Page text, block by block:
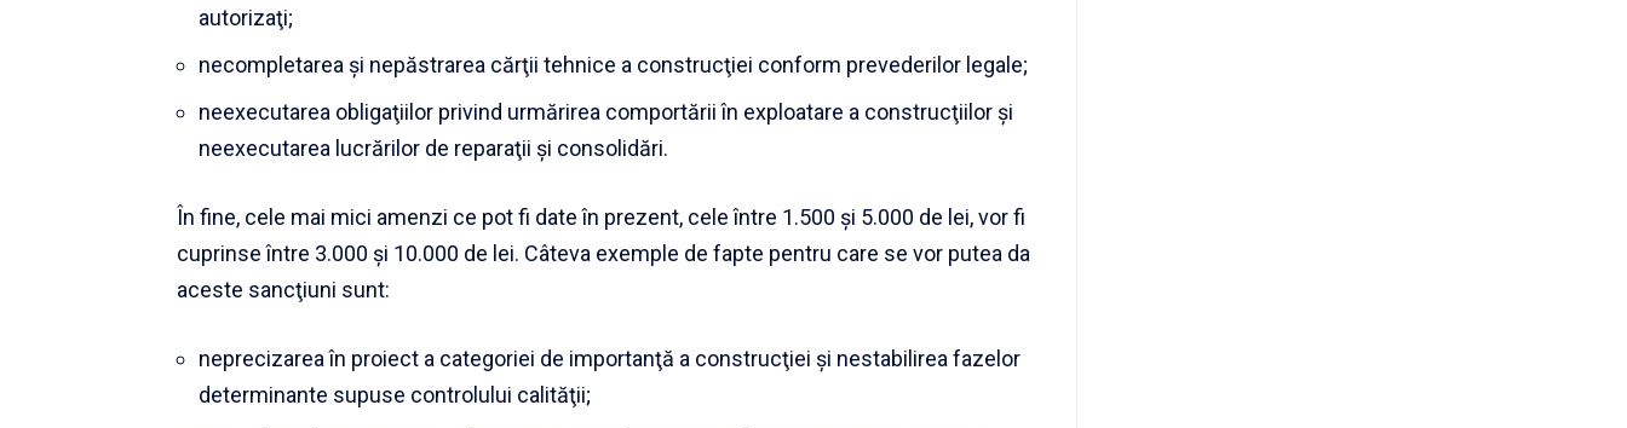
autorizaţi;
necompletarea şi nepăstrarea cărţii tehnice a construcţiei conform prevederilor legale;
neexecutarea obligaţiilor privind urmărirea comportării în exploatare a construcţiilor şi
neexecutarea lucrărilor de reparaţii şi consolidări.
În fine, cele mai mici amenzi ce pot fi date în prezent, cele între 1.500 şi 5.000 de lei, vor fi
cuprinse între 3.000 şi 10.000 de lei. Câteva exemple de fapte pentru care se vor putea da
aceste sancţiuni sunt:
neprecizarea în proiect a categoriei de importanţă a construcţiei şi nestabilirea fazelor
determinante supuse controlului calităţii;